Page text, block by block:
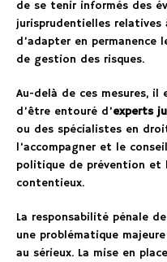
de se tenir informés des
jurisprudentielles relatives
d’adapter en
de gestion des risques.
Au-delà de ces mesures,
d’être entouré d’experts
ou des spécialistes en
l’accompagner et le
politique de prévention et
contentieux.
La responsabilité pénale
une problématique
au sérieux. La mise en